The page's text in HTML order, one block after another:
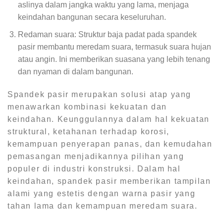
aslinya dalam jangka waktu yang lama, menjaga
keindahan bangunan secara keseluruhan.
Redaman suara: Struktur baja padat pada spandek
pasir membantu meredam suara, termasuk suara hujan
atau angin. Ini memberikan suasana yang lebih tenang
dan nyaman di dalam bangunan.
Spandek pasir merupakan solusi atap yang
menawarkan kombinasi kekuatan dan
keindahan. Keunggulannya dalam hal kekuatan
struktural, ketahanan terhadap korosi,
kemampuan penyerapan panas, dan kemudahan
pemasangan menjadikannya pilihan yang
populer di industri konstruksi. Dalam hal
keindahan, spandek pasir memberikan tampilan
alami yang estetis dengan warna pasir yang
tahan lama dan kemampuan meredam suara.